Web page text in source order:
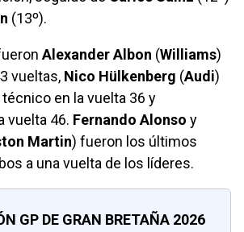
(13º).
Alexander Albon (Williams)
vueltas, Nico Hülkenberg (Audi)
en la vuelta 36 y
vuelta 46. Fernando Alonso y
Martin) fueron los últimos
a una vuelta de los líderes.
GP DE GRAN BRETAÑA 2026